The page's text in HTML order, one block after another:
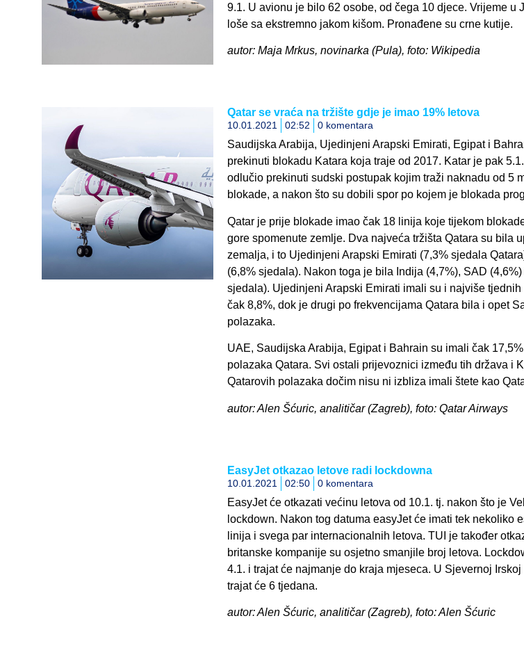
9.1. U avionu je bilo 62 osobe, od čega 10 djece. Vrijeme u
loše sa ekstremno jakom kišom. Pronađene su crne kutije.
autor: Maja Mrkus, novinarka (Pula), foto: Wikipedia
Qatar se vraća na tržište gdje je imao 19% letova
10.01.2021 02:52 0 komentara
Saudijska Arabija, Ujedinjeni Arapski Emirati, Egipat i
prekinuti blokadu Katara koja traje od 2017. Katar je pak
odlučio prekinuti sudski postupak kojim traži naknadu od 5
blokade, a nakon što su dobili spor po kojem je blokada
Qatar je prije blokade imao čak 18 linija koje tijekom
gore spomenute zemlje. Dva najveća tržišta Qatara su bila
zemalja, i to Ujedinjeni Arapski Emirati (7,3% sjedala
(6,8% sjedala). Nakon toga je bila Indija (4,7%), SAD
sjedala). Ujedinjeni Arapski Emirati imali su i najviše
čak 8,8%, dok je drugi po frekvencijama Qatara bila i opet
polazaka.
UAE, Saudijska Arabija, Egipat i Bahrain su imali čak
polazaka Qatara. Svi ostali prijevoznici između tih država i
Qatarovih polazaka dočim nisu ni izbliza imali štete kao
autor: Alen Šćuric, analitičar (Zagreb), foto: Qatar Airways
EasyJet otkazao letove radi lockdowna
10.01.2021 02:50 0 komentara
EasyJet će otkazati većinu letova od 10.1. tj. nakon što je
lockdown. Nakon tog datuma easyJet će imati tek nekoliko
linija i svega par internacionalnih letova. TUI je također
britanske kompanije su osjetno smanjile broj letova.
4.1. i trajat će najmanje do kraja mjeseca. U Sjevernoj
trajat će 6 tjedana.
autor: Alen Šćuric, analitičar (Zagreb), foto: Alen Šćuric